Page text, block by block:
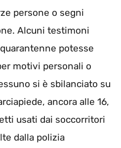
persone o segni
Alcuni testimoni
potesse
motivi personali o
si è sbilanciato su
ancora alle 16,
usati dai soccorritori
dalla polizia